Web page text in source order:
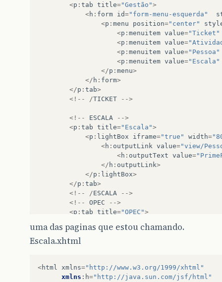
<!-- LAYOUT MENU DIREITA -->
position "right"
ui:insert name "right"
ui:include src
"menu-
ui:insert
>
p:layoutUnit
<!-- /LAYOUT MENU DIREITA -->
<!-- LAYOUT CENTAL-->
p:layoutUnit
</ iframe
>
</
p:layoutUnit >
>
<p : tab title="Gestão">
<h : form id="form-menu-esquerda"
<p : menu position="center"
<p : menuitem value="Ticket"
<p : menuitem value=
<p : menuitem value="Pessoa"
<p : menuitem value="Escala"
</p : menu>
</ h : form>
</p : tab>
<!--
/TICKET -->
<!-- ESCALA
-->
<p : tab title="Escala">
<p : lightBox iframe="true" width=
<h : outputLink value="view/
<h : outputText value=
</ h : outputLink>
</p : lightBox>
</p : tab>
<!--
/ESCALA
-->
<!--
OPEC
-->
<p : tab title="OPEC">
<!-- /OPEC
-->
<!--
<!-- /GESTÃO -->
p:accordionPanel>
uma das paginas que estou chamando.
Escala.xhtml
<html xmlns="http://www.w3.org/1999/xhtml"
xmlns : h="http://java.sun.com/jsf/html"